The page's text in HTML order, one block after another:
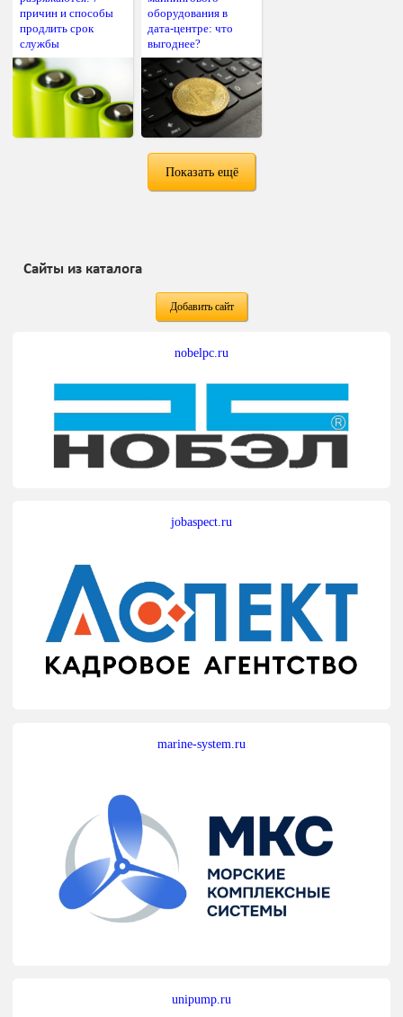
причин и способы
продлить срок
службы
оборудования в
дата-центре: что
выгоднее?
Показать ещё
Сайты из каталога
Добавить сайт
nobelpc.ru
jobaspect.ru
marine-system.ru
unipump.ru